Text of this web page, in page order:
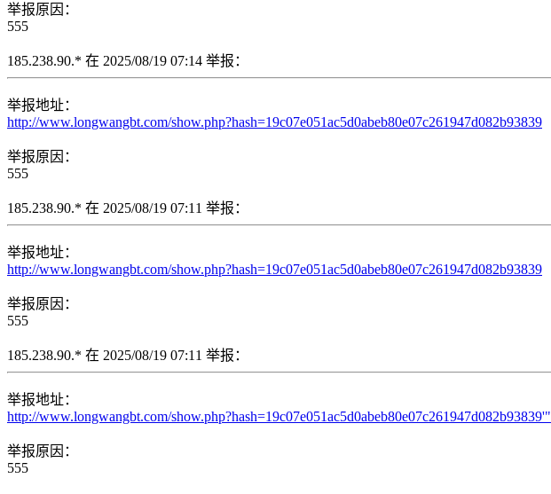
举报原因：
555
185.238.90.* 在 2025/08/19 07:14 举报：
举报地址：
http://www.longwangbt.com/show.php?hash=19c07e051ac5d0abeb80e07c261947d082b93839
举报原因：
555
185.238.90.* 在 2025/08/19 07:11 举报：
举报地址：
http://www.longwangbt.com/show.php?hash=19c07e051ac5d0abeb80e07c261947d082b93839
举报原因：
555
185.238.90.* 在 2025/08/19 07:11 举报：
举报地址：
http://www.longwangbt.com/show.php?hash=19c07e051ac5d0abeb80e07c261947d082b93839'"
举报原因：
555